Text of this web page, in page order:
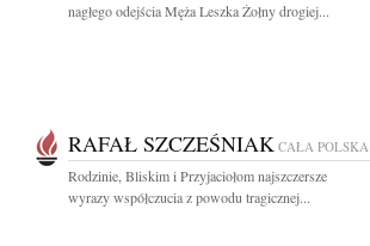
nagłego odejścia Męża Leszka Żołny drogiej...
RAFAŁ SZCZEŚNIAK CAŁA POLSKA
Rodzinie, Bliskim i Przyjaciołom najszczersze
wyrazy współczucia z powodu tragicznej...